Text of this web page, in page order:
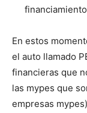
En estos
el auto llamado
financieras que
las mypes que
empresas